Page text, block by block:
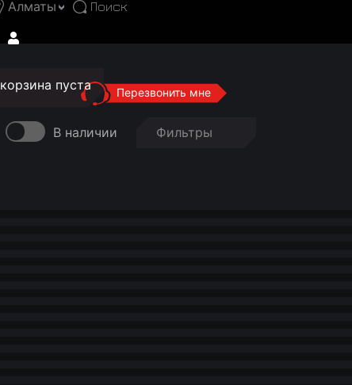
Алматы
корзина пуста Перезвонить мне
Фильтры
В наличии